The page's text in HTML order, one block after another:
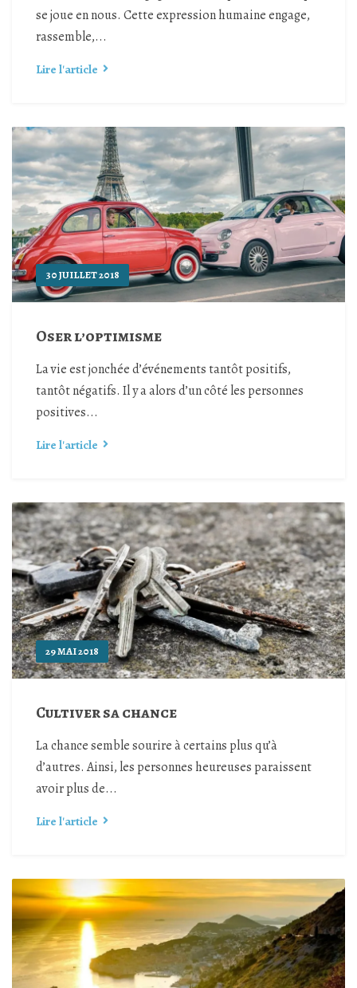
se joue en nous. Cette expression humaine engage,
rassemble,...
Lire l'article
30 JUILLET 2018
Oser l’optimisme
La vie est jonchée d’événements tantôt positifs,
tantôt négatifs. Il y a alors d’un côté les personnes
positives...
Lire l'article
29 MAI 2018
Cultiver sa chance
La chance semble sourire à certains plus qu’à
d’autres. Ainsi, les personnes heureuses paraissent
avoir plus de...
Lire l'article